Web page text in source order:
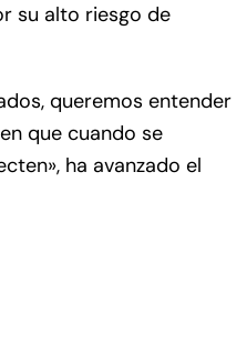
su alto riesgo de
queremos entender
que cuando se
ha avanzado el